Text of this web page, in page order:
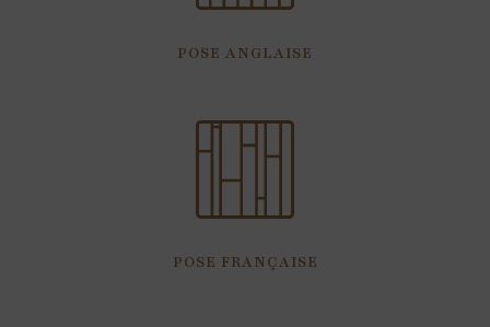
POSE ANGLAISE
POSE FRANÇAISE